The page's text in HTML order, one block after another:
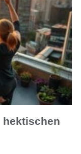
hektischen